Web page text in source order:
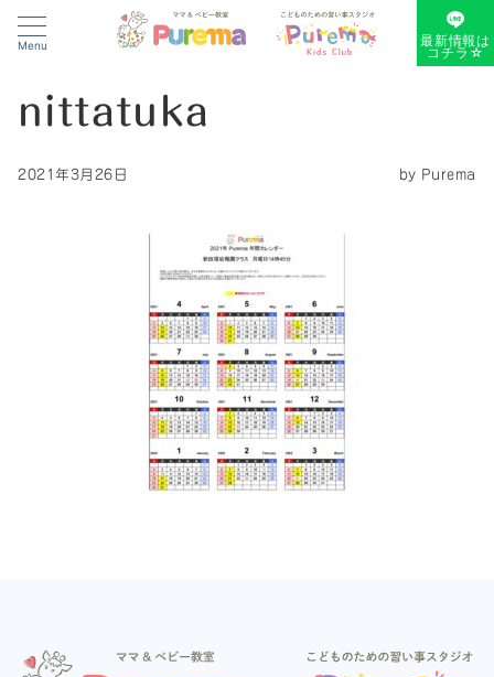
Menu 最新情報は
コチラ☆
nittatuka
2021年3月26日 by Purema